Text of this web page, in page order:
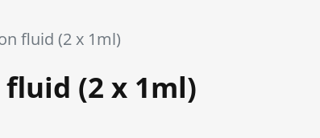
fluid (2 x 1ml)
(2 x 1ml)